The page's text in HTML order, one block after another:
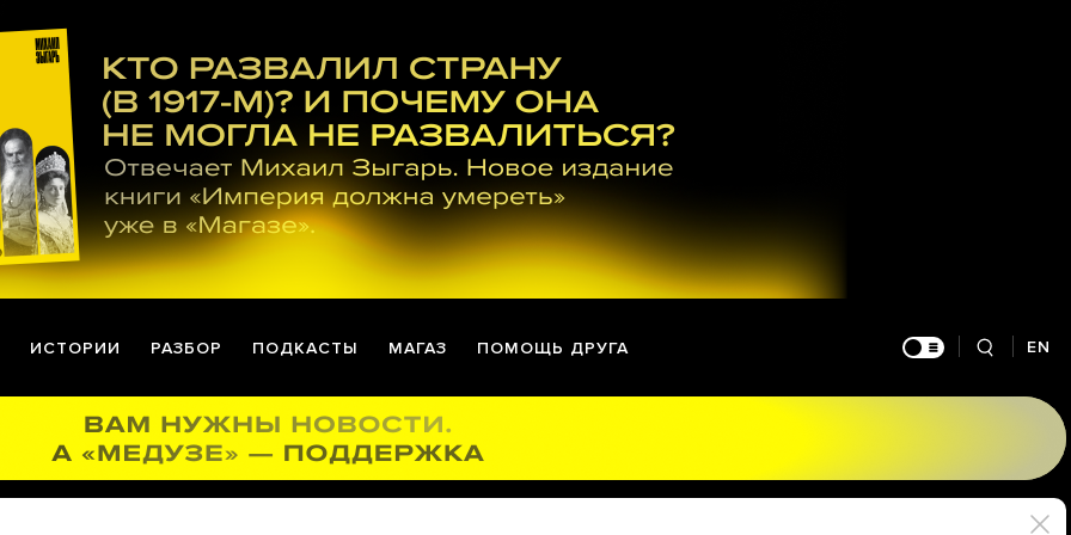
ИСТОРИИ РАЗБОР ПОДКАСТЫ МАГАЗ ПОМОЩЬ ДРУГА EN